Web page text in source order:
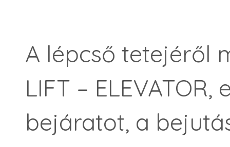
A lépcső tetejéről
LIFT –
bejáratot, a